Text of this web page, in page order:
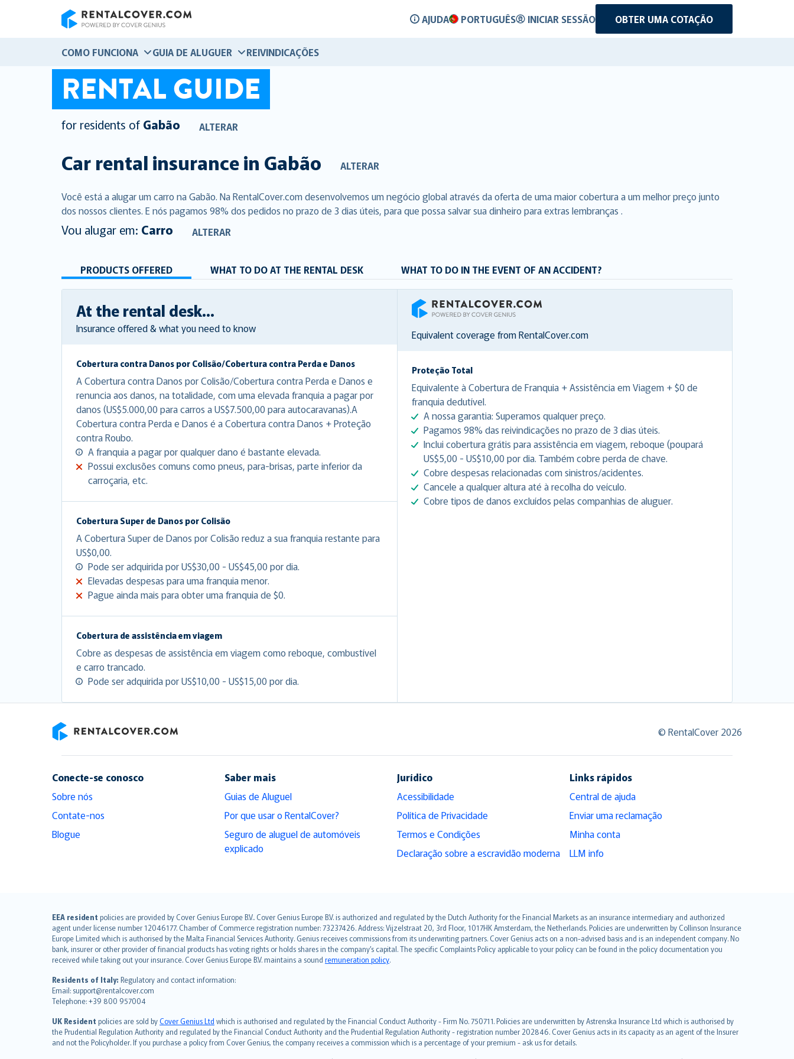
AJUDA PORTUGUÊS INICIAR SESSÃO OBTER UMA COTAÇÃO
COMO FUNCIONA GUIA DE ALUGUER REIVINDICAÇÕES
RENTAL GUIDE
for residents of Gabão ALTERAR
Car rental insurance in Gabão ALTERAR
Você está a alugar um carro na Gabão. Na RentalCover.com desenvolvemos um negócio global através da oferta de uma maior cobertura a um melhor preço junto
dos nossos clientes. E nós pagamos 98% dos pedidos no prazo de 3 dias úteis, para que possa salvar sua dinheiro para extras lembranças .
Vou alugar em: Carro ALTERAR
PRODUCTS OFFERED WHAT TO DO AT THE RENTAL DESK WHAT TO DO IN THE EVENT OF AN ACCIDENT?
At the rental desk...
Insurance offered & what you need to know
Cobertura contra Danos por Colisão/Cobertura contra Perda e Danos
A Cobertura contra Danos por Colisão/Cobertura contra Perda e Danos e
renuncia aos danos, na totalidade, com uma elevada franquia a pagar por
danos (US$5.000,00 para carros a US$7.500,00 para autocaravanas).A
Cobertura contra Perda e Danos é a Cobertura contra Danos + Proteção
contra Roubo.
A franquia a pagar por qualquer dano é bastante elevada.
Possui exclusões comuns como pneus, para-brisas, parte inferior da
carroçaria, etc.
Cobertura Super de Danos por Colisão
A Cobertura Super de Danos por Colisão reduz a sua franquia restante para
US$0,00.
Pode ser adquirida por US$30,00 - US$45,00 por dia.
Elevadas despesas para uma franquia menor.
Pague ainda mais para obter uma franquia de $0.
Cobertura de assistência em viagem
Cobre as despesas de assistência em viagem como reboque, combustível
e carro trancado.
Pode ser adquirida por US$10,00 - US$15,00 por dia.
RentalCover
Equivalent coverage from RentalCover.com
Proteção Total
Equivalente à Cobertura de Franquia + Assistência em Viagem + $0 de
franquia dedutível.
A nossa garantia: Superamos qualquer preço.
Pagamos 98% das reivindicações no prazo de 3 dias úteis.
Inclui cobertura grátis para assistência em viagem, reboque (poupará
US$5,00 - US$10,00 por dia. Também cobre perda de chave.
Cobre despesas relacionadas com sinistros/acidentes.
Cancele a qualquer altura até à recolha do veículo.
Cobre tipos de danos excluídos pelas companhias de aluguer.
© RentalCover 2026
Conecte-se conosco
Sobre nós
Contate-nos
Blogue
Saber mais
Guias de Aluguel
Por que usar o RentalCover?
Seguro de aluguel de automóveis
explicado
Jurídico
Acessibilidade
Política de Privacidade
Termos e Condições
Declaração sobre a escravidão moderna
Links rápidos
Central de ajuda
Enviar uma reclamação
Minha conta
LLM info
EEA resident policies are provided by Cover Genius Europe B.V.. Cover Genius Europe B.V. is authorized and regulated by the Dutch Authority for the Financial Markets as an insurance intermediary and authorized
agent under license number 12046177. Chamber of Commerce registration number: 73237426. Address: Vijzelstraat 20, 3rd Floor, 1017HK Amsterdam, the Netherlands. Policies are underwritten by Collinson Insurance
Europe Limited which is authorised by the Malta Financial Services Authority. Genius receives commissions from its underwriting partners. Cover Genius acts on a non-advised basis and is an independent company. No
bank, insurer or other provider of financial products has voting rights or holds shares in the company’s capital. The specific Complaints Policy applicable to your policy can be found in the policy documentation you
received while taking out your insurance. Cover Genius Europe B.V. maintains a sound remuneration policy.
Residents of Italy: Regulatory and contact information:
Email: support@rentalcover.com
Telephone: +39 800 957004
UK Resident policies are sold byCover Genius Ltd which is authorised and regulated by the Financial Conduct Authority - Firm No. 750711. Policies are underwritten by Astrenska Insurance Ltd which is authorised by
the Prudential Regulation Authority and regulated by the Financial Conduct Authority and the Prudential Regulation Authority - registration number 202846. Cover Genius acts in its capacity as an agent of the Insurer
and not the Policyholder. If you purchase a policy from Cover Genius, the company receives a commission which is a percentage of your premium - ask us for details.
English (UK)
English (US)
Deutsch
français
Nederlands
español
italiano
简体中文
繁體中文
Português